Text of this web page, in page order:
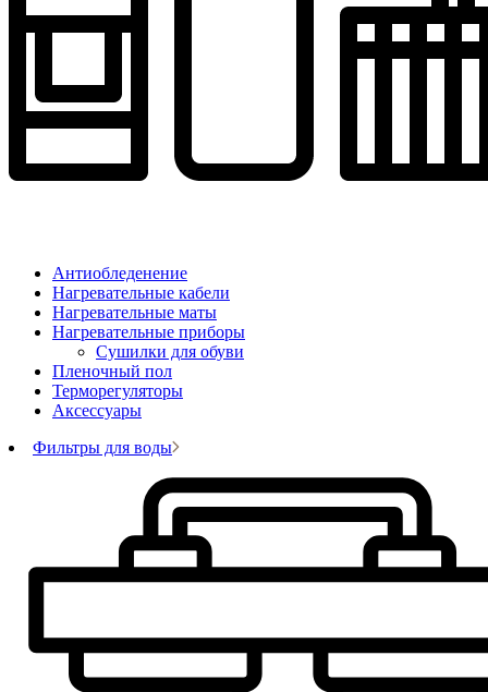
Антиобледенение
Нагревательные кабели
Нагревательные маты
Нагревательные приборы
Сушилки для обуви
Пленочный пол
Терморегуляторы
Аксессуары
Фильтры для воды